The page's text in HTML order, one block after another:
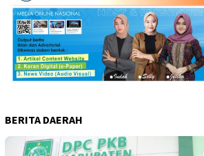
BERITA DAERAH